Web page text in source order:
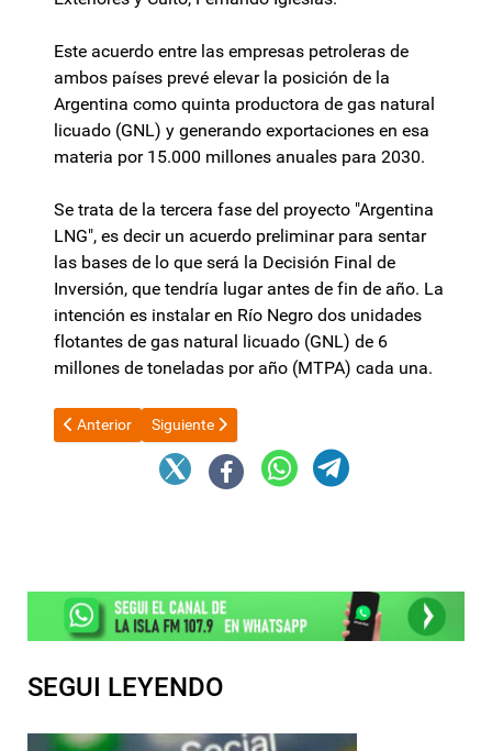
Este acuerdo entre las empresas petroleras de
ambos países prevé elevar la posición de la
Argentina como quinta productora de gas natural
licuado (GNL) y generando exportaciones en esa
materia por 15.000 millones anuales para 2030.
Se trata de la tercera fase del proyecto "Argentina
LNG", es decir un acuerdo preliminar para sentar
las bases de lo que será la Decisión Final de
Inversión, que tendría lugar antes de fin de año. La
intención es instalar en Río Negro dos unidades
flotantes de gas natural licuado (GNL) de 6
millones de toneladas por año (MTPA) cada una.
Artículo anterior: La CGT le exigió al Gobierno "levantar el
Anterior Artículo siguiente: El secretario Administrativo
Siguiente
SEGUI LEYENDO